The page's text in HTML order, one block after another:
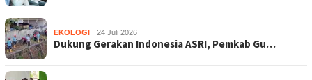
EKOLOGI 24 Juli 2026
Dukung Gerakan Indonesia ASRI, Pemkab Gu…